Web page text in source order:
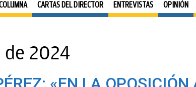
CARTAS DEL DIRECTOR ENTREVISTAS OPINIÓN
de 2024